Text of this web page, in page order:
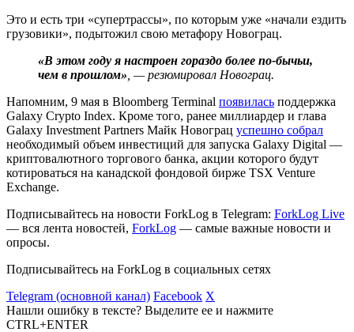
Это и есть три «супертрассы», по которым уже «начали ездить
грузовики», подытожил свою метафору Новограц.
«В этом году я настроен гораздо более по-бычьи,
чем в прошлом» , — резюмировал Новограц.
Напомним, 9 мая в Bloomberg Terminal появилась поддержка
Galaxy Crypto Index. Кроме того, ранее миллиардер и глава
Galaxy Investment Partners Майк Новограц успешно собрал
необходимый объем инвестиций для запуска Galaxy Digital —
криптовалютного торгового банка, акции которого будут
котироваться на канадской фондовой бирже TSX Venture
Exchange.
Подписывайтесь на новости ForkLog в Telegram: ForkLog Live
— вся лента новостей, ForkLog — самые важные новости и
опросы.
Подписывайтесь на ForkLog в социальных сетях
Telegram (основной канал) Facebook X
Нашли ошибку в тексте? Выделите ее и нажмите
CTRL+ENTER